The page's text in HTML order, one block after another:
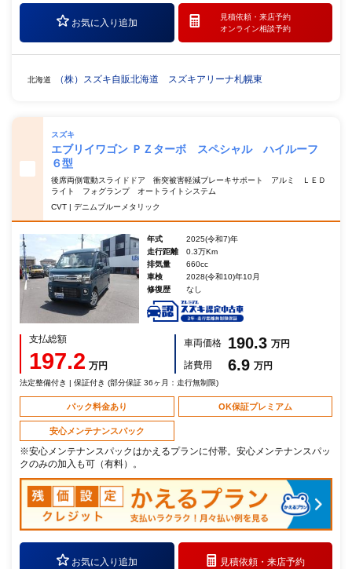
お気に入り追加
見積依頼・ 来店予約
オンライン相談予約
北海道 （株）スズキ自販北海道 スズキアリーナ札幌東
スズキ
エブリイワゴン ＰＺターボ スペシャル ハイルーフ
６型
後席両側電動スライドドア 衝突被害軽減ブレーキサポート アルミ ＬＥＤ
ライト フォグランプ オートライトシステム
CVT | デニムブルーメタリック
年式
2025(令和7)年
走行距離
0.3万Km
排気量
660cc
車検
2028(令和10)年10月
修復歴
なし
支払総額
197.2 万円
車両価格 190.3 万円
諸費用
6.9 万円
法定整備付き | 保証付き (部分保証 36ヶ月：走行無制限)
パック料金あり OK保証プレミアム
安心メンテナンスパック
※安心メンテナンスパックはかえるプランに付帯。安心メンテナンスパッ
クのみの加入も可（有料）。
お気に入り追加 見積依頼・来店予約